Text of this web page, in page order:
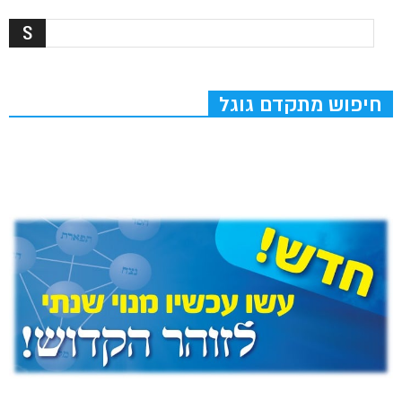
חיפוש מתקדם גוגל